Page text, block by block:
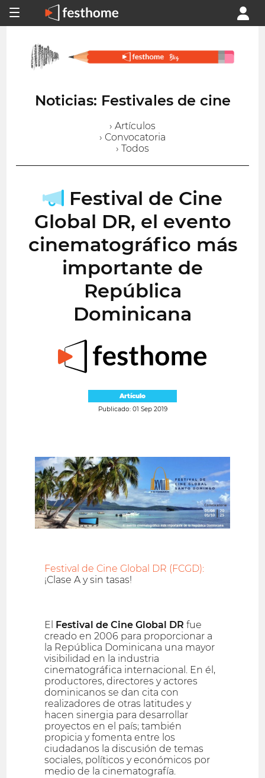
Noticias: Festivales de cine
› Artículos
› Convocatoria
› Todos
Festival de Cine
Global DR, el evento
cinematográfico más
importante de
República
Dominicana
Artículo
Publicado: 01 Sep 2019
Festival de Cine Global DR (FCGD):
¡Clase A y sin tasas!
El Festival de Cine Global DR fue
creado en 2006 para proporcionar a
la República Dominicana una mayor
visibilidad en la industria
cinematográfica internacional. En él,
productores, directores y actores
dominicanos se dan cita con
realizadores de otras latitudes y
hacen sinergia para desarrollar
proyectos en el país; también
propicia y fomenta entre los
ciudadanos la discusión de temas
sociales, políticos y económicos por
medio de la cinematografía.